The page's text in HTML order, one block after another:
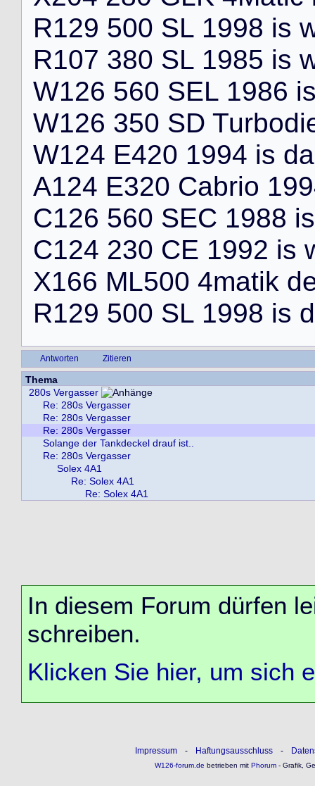
R129 500 SL 1998 is
R107 380 SL 1985 is
W126 560 SEL 1986 i
W126 350 SD Turbodi
W124 E420 1994 is da
A124 E320 Cabrio 199
C126 560 SEC 1988 is
C124 230 CE 1992 is
X166 ML500 4matik d
R129 500 SL 1998 is d
Antworten Zitieren
Thema
280s Vergasser
Re: 280s Vergasser
Re: 280s Vergasser
Re: 280s Vergasser
Solange der Tankdeckel drauf ist..
Re: 280s Vergasser
Solex 4A1
Re: Solex 4A1
Re: Solex 4A1
In diesem Forum dürfen
schreiben.
Klicken Sie hier, um sich
Impressum - Haftungsausschluss -
W126-forum.de betrieben mitPhorum- Grafik,